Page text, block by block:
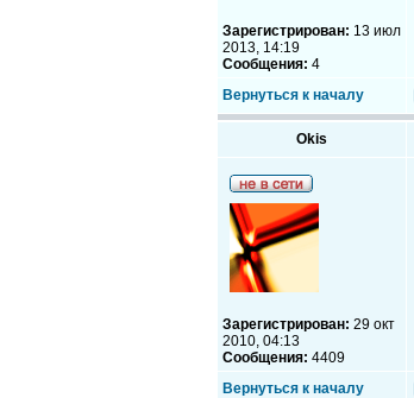
Зарегистрирован: 13 июл
2013, 14:19
Сообщения: 4
Вернуться к началу
Okis
Зарегистрирован: 29 окт
2010, 04:13
Сообщения: 4409
Вернуться к началу